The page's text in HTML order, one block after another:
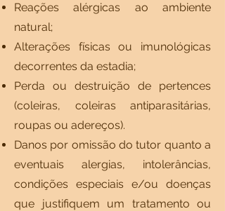
Reações alérgicas ao ambiente
natural;
Alterações físicas ou imunológicas
decorrentes da estadia;
Perda ou destruição de pertences
(coleiras, coleiras antiparasitárias,
roupas ou adereços).
Danos por omissão do tutor quanto a
eventuais alergias, intolerâncias,
condições especiais e/ou doenças
que justifiquem um tratamento ou